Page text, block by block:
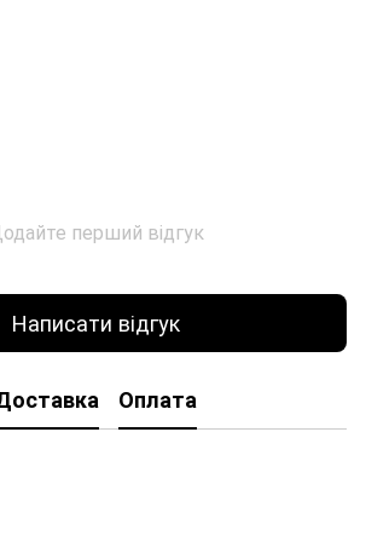
перший відгук
Написати відгук
Оплата